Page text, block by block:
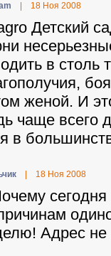
18 Ноя 2008
Детский
в столь
женой. И
чаще всего
в
18 Ноя 2008
Адрес не